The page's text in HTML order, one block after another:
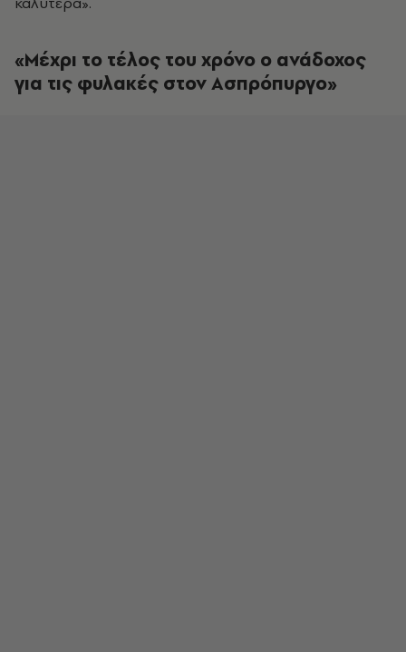
«Μέχρι το τέλος του χρόνο ο ανάδοχος
για τις φυλακές στον Ασπρόπυργο»